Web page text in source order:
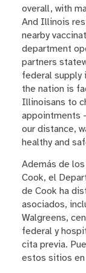
overall, with
And Illinois
nearby
department
partners
federal supply
the nation is
Illinoisans to
appointments
our distance,
healthy and
Además de
Cook, el
de Cook ha
asociados,
Walgreens,
federal y
cita previa.
estos sitios en